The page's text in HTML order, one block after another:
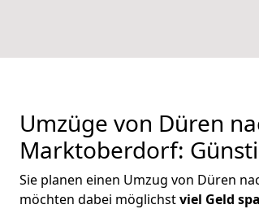
Umzüge von Düren
Marktoberdorf:
Sie planen einen Umzug von Düren
möchten dabei möglichstviel Geld